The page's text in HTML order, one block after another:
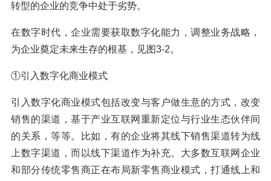
转型的企业的竞争中处于劣势。
在数字时代，企业需要获取数字化能力，调整业务战略，
为企业奠定未来生存的根基，见图3-2。
①引入数字化商业模式
引入数字化商业模式包括改变与客户做生意的方式，改变
销售的渠道，基于产业互联网重新定位与行业生态伙伴间
的关系，等等。比如，有的企业将其线下销售渠道转为线
上数字渠道，而以线下渠道作为补充。大多数互联网企业
和部分传统零售商正在布局新零售商业模式，打通线上和